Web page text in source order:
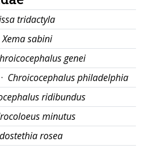
tridactyla
Xema sabini
genei
· Chroicocephalus philadelphia
ridibundus
minutus
rosea